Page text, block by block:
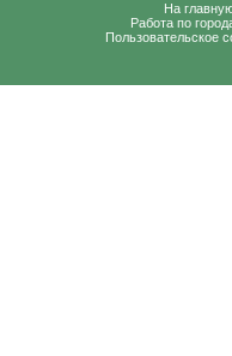
На
Работа по
Пользовательское